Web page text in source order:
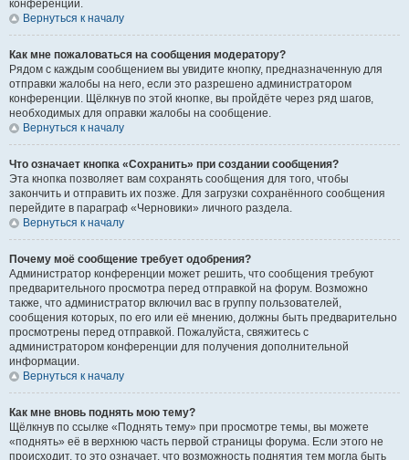
конференции.
Вернуться к началу
Как мне пожаловаться на сообщения модератору?
Рядом с каждым сообщением вы увидите кнопку, предназначенную для
отправки жалобы на него, если это разрешено администратором
конференции. Щёлкнув по этой кнопке, вы пройдёте через ряд шагов,
необходимых для оправки жалобы на сообщение.
Вернуться к началу
Что означает кнопка «Сохранить» при создании сообщения?
Эта кнопка позволяет вам сохранять сообщения для того, чтобы
закончить и отправить их позже. Для загрузки сохранённого сообщения
перейдите в параграф «Черновики» личного раздела.
Вернуться к началу
Почему моё сообщение требует одобрения?
Администратор конференции может решить, что сообщения требуют
предварительного просмотра перед отправкой на форум. Возможно
также, что администратор включил вас в группу пользователей,
сообщения которых, по его или её мнению, должны быть предварительно
просмотрены перед отправкой. Пожалуйста, свяжитесь с
администратором конференции для получения дополнительной
информации.
Вернуться к началу
Как мне вновь поднять мою тему?
Щёлкнув по ссылке «Поднять тему» при просмотре темы, вы можете
«поднять» её в верхнюю часть первой страницы форума. Если этого не
происходит, то это означает, что возможность поднятия тем могла быть